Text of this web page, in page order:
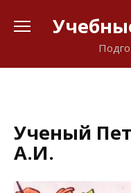
Ученый
А.И.